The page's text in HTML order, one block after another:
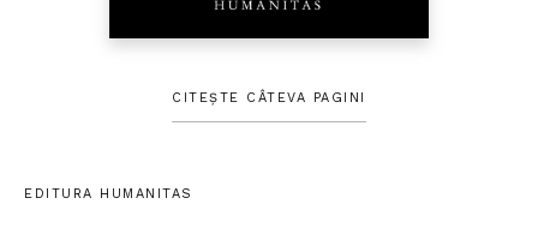
CITEȘTE CÂTEVA PAGINI
EDITURA HUMANITAS